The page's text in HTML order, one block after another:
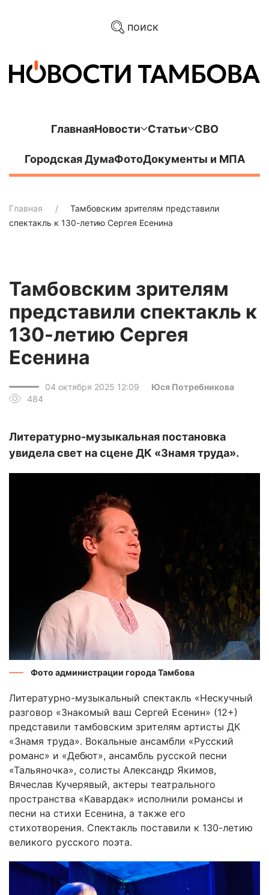
поиск
ГлавнаяНовости Статьи СВО
Городская ДумаФотоДокументы и МПА
Главная
Тамбовским зрителям представили
спектакль к 130-летию Сергея Есенина
Тамбовским зрителям
представили спектакль к
130-летию Сергея
Есенина
04 октября 2025 12:09
Юся Потребникова
484
Литературно-музыкальная постановка
увидела свет на сцене ДК «Знамя труда».
Фото администрации города Тамбова
Литературно-музыкальный спектакль «Нескучный
разговор «Знакомый ваш Сергей Есенин» (12+)
представили тамбовским зрителям артисты ДК
«Знамя труда». Вокальные ансамбли «Русский
романс» и «Дебют», ансамбль русской песни
«Тальяночка», солисты Александр Якимов,
Вячеслав Кучерявый, актеры театрального
пространства «Кавардак» исполнили романсы и
песни на стихи Есенина, а также его
стихотворения. Спектакль поставили к 130-летию
великого русского поэта.